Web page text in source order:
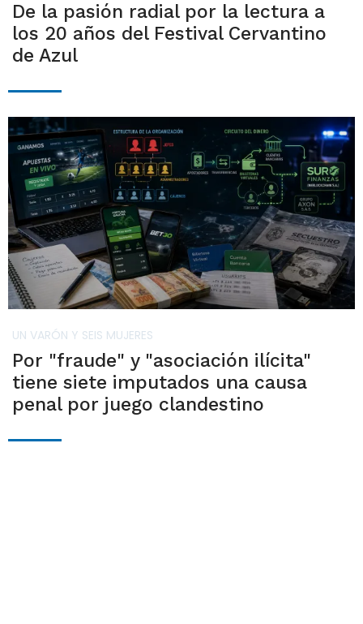
De la pasión radial por la lectura a
los 20 años del Festival Cervantino
de Azul
UN VARÓN Y SEIS MUJERES
Por "fraude" y "asociación ilícita"
tiene siete imputados una causa
penal por juego clandestino